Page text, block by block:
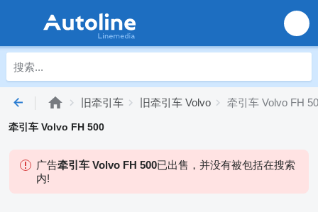
旧牵引车 旧牵引车 Volvo 牵引车 Volvo FH
牵引车 Volvo FH 500
广告牵引车 Volvo FH 500已出售，并没有被包括在搜索
内!